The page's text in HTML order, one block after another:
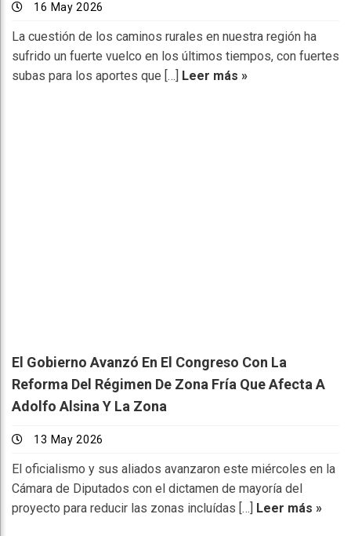
16 May 2026
La cuestión de los caminos rurales en nuestra región ha
sufrido un fuerte vuelco en los últimos tiempos, con fuertes
subas para los aportes que […]
Leer más »
El Gobierno Avanzó En El Congreso Con La
Reforma Del Régimen De Zona Fría Que Afecta A
Adolfo Alsina Y La Zona
13 May 2026
El oficialismo y sus aliados avanzaron este miércoles en la
Cámara de Diputados con el dictamen de mayoría del
proyecto para reducir las zonas incluídas […] Leer más »